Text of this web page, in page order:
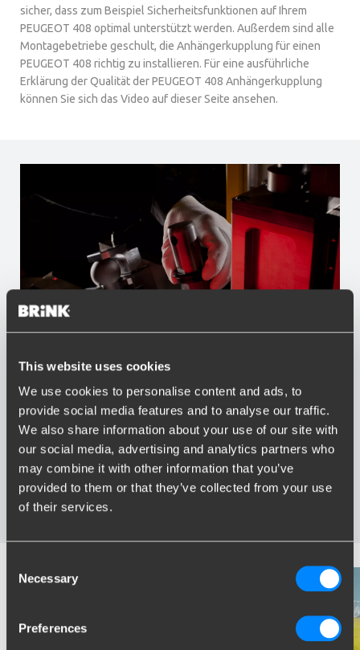
This website uses cookies
We use cookies to personalise content and ads, to
provide social media features and to analyse our traffic.
We also share information about your use of our site with
our social media, advertising and analytics partners who
may combine it with other information that you’ve
provided to them or that they’ve collected from your use
of their services.
Selection
Necessary
Preferences
sicher, dass zum Beispiel Sicherheitsfunktionen auf Ihrem
PEUGEOT 408 optimal unterstützt werden. Außerdem sind alle
Montagebetriebe geschult, die Anhängerkupplung für einen
PEUGEOT 408 richtig zu installieren. Für eine ausführliche
Erklärung der Qualität der PEUGEOT 408 Anhängerkupplung
können Sie sich das Video auf dieser Seite ansehen.
Vorteile von Brink
Größter Sortiment Anhängerkupplungen
Speziell entwickelt und getestet für Ihr Auto
Sichere und zertifizierte Anhängerkupplungen
Montage in Ihrer Nähe
Verschiedene Anhängerkupplungen verfügbar für Sie:
starre, abnehmbare und schwenkbare